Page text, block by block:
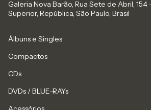
Galeria Nova Barão, Rua Sete de Abril, 154
Superior, República, São Paulo, Brasil
Álbuns e Singles
Compactos
CDs
DVDs / BLUE-RAYs